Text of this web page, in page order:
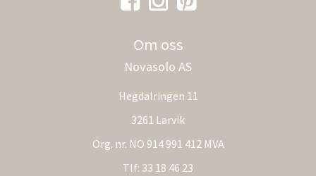
Om oss
Novasolo AS
Hegdalringen 11
3261 Larvik
Org. nr. NO 914 991 412 MVA
Tlf: 33 18 46 23